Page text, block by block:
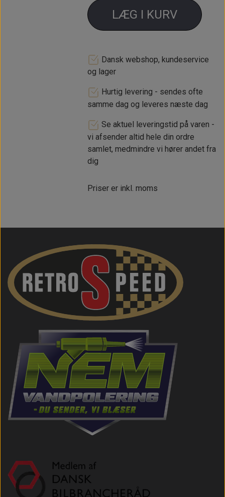
LÆG I KURV
Dansk webshop, kundeservice
og lager
Hurtig levering - sendes ofte
samme dag og leveres næste dag
Se aktuel leveringstid på varen -
vi afsender altid hele din ordre
samlet, medmindre vi hører andet fra
dig
Priser er inkl. moms